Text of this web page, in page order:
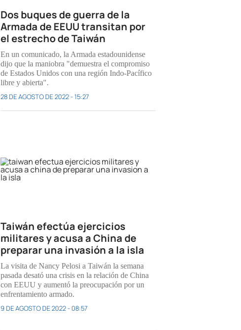
Dos buques de guerra de la
Armada de EEUU transitan por
el estrecho de Taiwán
En un comunicado, la Armada estadounidense
dijo que la maniobra "demuestra el compromiso
de Estados Unidos con una región Indo-Pacífico
libre y abierta".
28 DE AGOSTO DE 2022 - 15:27
Taiwán efectúa ejercicios
militares y acusa a China de
preparar una invasión a la isla
La visita de Nancy Pelosi a Taiwán la semana
pasada desató una crisis en la relación de China
con EEUU y aumentó la preocupación por un
enfrentamiento armado.
9 DE AGOSTO DE 2022 - 08:57